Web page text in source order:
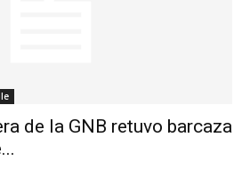
de la GNB retuvo barcaza